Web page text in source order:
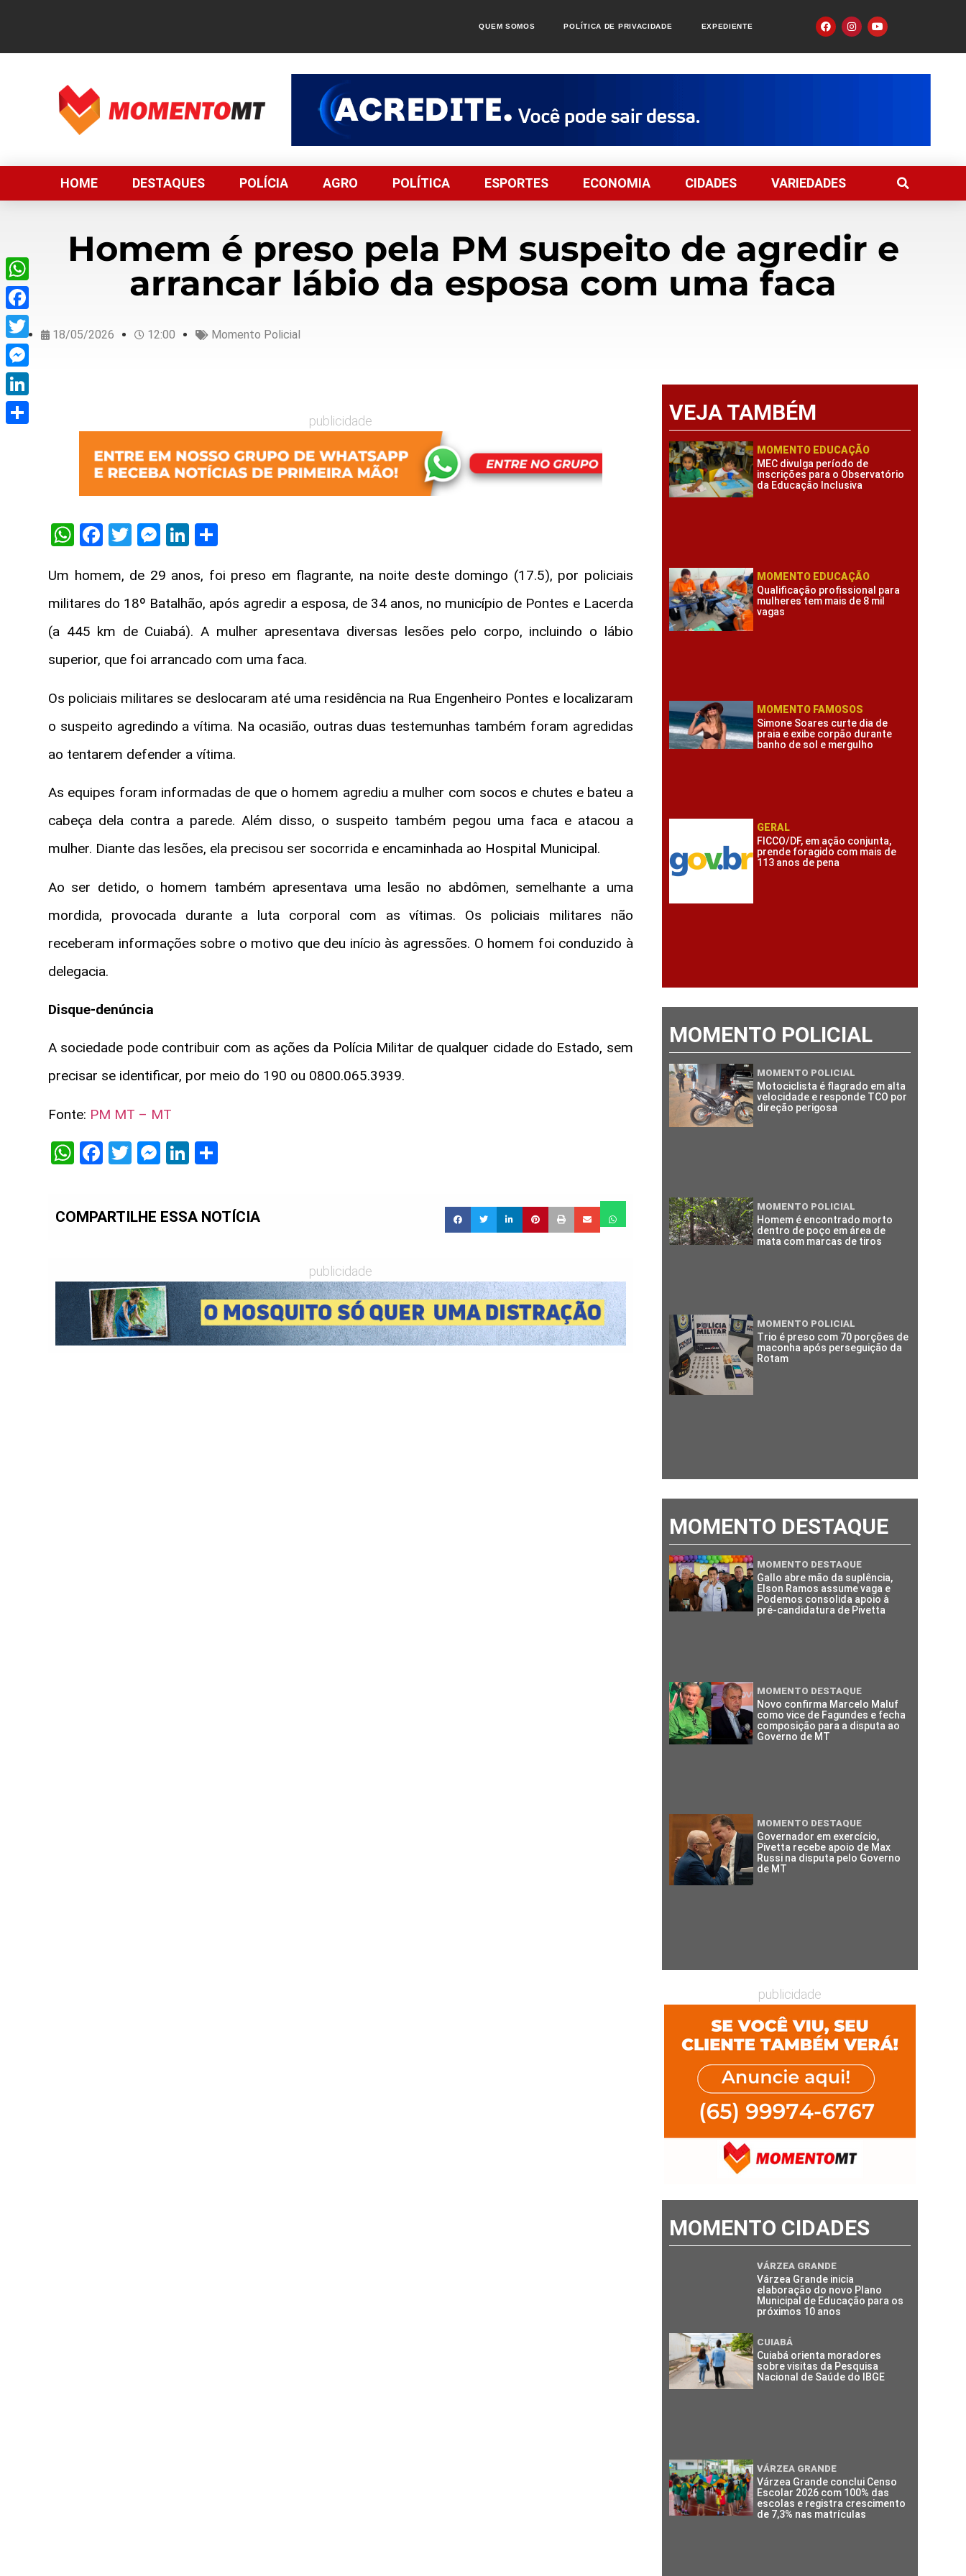
QUEM SOMOS POLÍTICA DE PRIVACIDADE EXPEDIENTE
HOME DESTAQUES POLÍCIA AGRO POLÍTICA ESPORTES ECONOMIA CIDADES VARIEDADES
Homem é preso pela PM suspeito de agredir e
arrancar lábio da esposa com uma faca
18/05/2026 12:00 Momento Policial
publicidade
WhatsApp
Facebook
TwitterMessenger
LinkedIn
Um homem, de 29 anos, foi preso em flagrante, na noite deste domingo (17.5), por policiais
militares do 18º Batalhão, após agredir a esposa, de 34 anos, no município de Pontes e Lacerda
(a 445 km de Cuiabá). A mulher apresentava diversas lesões pelo corpo, incluindo o lábio
superior, que foi arrancado com uma faca.
Os policiais militares se deslocaram até uma residência na Rua Engenheiro Pontes e localizaram
o suspeito agredindo a vítima. Na ocasião, outras duas testemunhas também foram agredidas
ao tentarem defender a vítima.
As equipes foram informadas de que o homem agrediu a mulher com socos e chutes e bateu a
cabeça dela contra a parede. Além disso, o suspeito também pegou uma faca e atacou a
mulher. Diante das lesões, ela precisou ser socorrida e encaminhada ao Hospital Municipal.
Ao ser detido, o homem também apresentava uma lesão no abdômen, semelhante a uma
mordida, provocada durante a luta corporal com as vítimas. Os policiais militares não
receberam informações sobre o motivo que deu início às agressões. O homem foi conduzido à
delegacia.
Disque-denúncia
A sociedade pode contribuir com as ações da Polícia Militar de qualquer cidade do Estado, sem
precisar se identificar, por meio do 190 ou 0800.065.3939.
Fonte: PM MT – MT
WhatsApp
Facebook
TwitterMessenger
LinkedIn
COMPARTILHE ESSA NOTÍCIA
publicidade
VEJA TAMBÉM
MOMENTO EDUCAÇÃO
MEC divulga período de
inscrições para o Observatório
da Educação Inclusiva
MOMENTO EDUCAÇÃO
Qualificação profissional para
mulheres tem mais de 8 mil
vagas
MOMENTO FAMOSOS
Simone Soares curte dia de
praia e exibe corpão durante
banho de sol e mergulho
GERAL
FICCO/DF, em ação conjunta,
prende foragido com mais de
113 anos de pena
MOMENTO POLICIAL
MOMENTO POLICIAL
Motociclista é flagrado em alta
velocidade e responde TCO por
direção perigosa
MOMENTO POLICIAL
Homem é encontrado morto
dentro de poço em área de
mata com marcas de tiros
MOMENTO POLICIAL
Trio é preso com 70 porções de
maconha após perseguição da
Rotam
MOMENTO DESTAQUE
MOMENTO DESTAQUE
Gallo abre mão da suplência,
Elson Ramos assume vaga e
Podemos consolida apoio à
pré-candidatura de Pivetta
MOMENTO DESTAQUE
Novo confirma Marcelo Maluf
como vice de Fagundes e fecha
composição para a disputa ao
Governo de MT
MOMENTO DESTAQUE
Governador em exercício,
Pivetta recebe apoio de Max
Russi na disputa pelo Governo
de MT
publicidade
MOMENTO CIDADES
VÁRZEA GRANDE
Várzea Grande inicia
elaboração do novo Plano
Municipal de Educação para os
próximos 10 anos
CUIABÁ
Cuiabá orienta moradores
sobre visitas da Pesquisa
Nacional de Saúde do IBGE
VÁRZEA GRANDE
Várzea Grande conclui Censo
Escolar 2026 com 100% das
escolas e registra crescimento
de 7,3% nas matrículas
WhatsApp
Facebook
Twitter
Messenger
LinkedIn